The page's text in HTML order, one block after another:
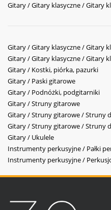
Gitary / Gitary klasyczne / Gitary
Gitary / Gitary klasyczne / Gitary
Gitary / Gitary klasyczne / Gitary
Gitary / Kostki, piórka, pazurki
Gitary / Paski gitarowe
Gitary / Podnóżki, podgitarniki
Gitary / Struny gitarowe
Gitary / Struny gitarowe / Struny
Gitary / Struny gitarowe / Struny
Gitary / Ukulele
Instrumenty perkusyjne / Pałki
Instrumenty perkusyjne /